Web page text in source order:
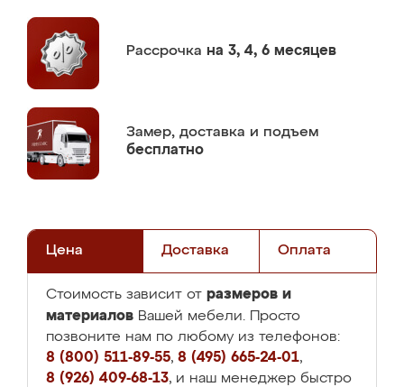
Рассрочка на 3, 4, 6 месяцев
Замер, доставка и подъем
бесплатно
Цена Доставка Оплата
Стоимость зависит от размеров и
материалов Вашей мебели. Просто
позвоните нам по любому из телефонов:
8 (800) 511-89-55, 8 (495) 665-24-01,
8 (926) 409-68-13, и наш менеджер быстро